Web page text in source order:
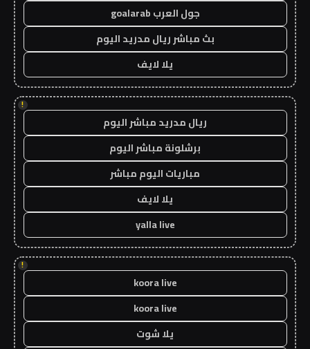
جول العرب goalarab
بث مباشر ريال مدريد اليوم
يلا لايف
!
ريال مدريد مباشر اليوم
برشلونة مباشر اليوم
مباريات اليوم مباشر
يلا لايف
yalla live
!
koora live
koora live
يلا شوت